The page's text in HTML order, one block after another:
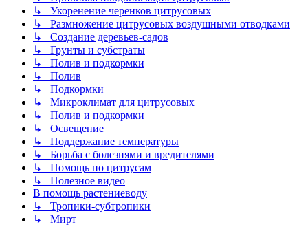
↳ Укоренение черенков цитрусовых
↳ Размножение цитрусовых воздушными отводками
↳ Создание деревьев-садов
↳ Грунты и субстраты
↳ Полив и подкормки
↳ Полив
↳ Подкормки
↳ Микроклимат для цитрусовых
↳ Полив и подкормки
↳ Освещение
↳ Поддержание температуры
↳ Борьба с болезнями и вредителями
↳ Помощь по цитрусам
↳ Полезное видео
В помощь растениеводу
↳ Тропики-субтропики
↳ Мирт